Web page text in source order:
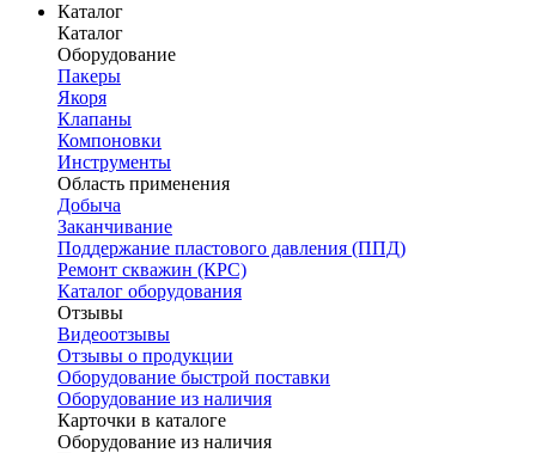
Каталог
Каталог
Оборудование
Пакеры
Якоря
Клапаны
Компоновки
Инструменты
Область применения
Добыча
Заканчивание
Поддержание пластового давления (ППД)
Ремонт скважин (КРС)
Каталог оборудования
Отзывы
Видеоотзывы
Отзывы о продукции
Оборудование быстрой поставки
Оборудование из наличия
Карточки в каталоге
Оборудование из наличия